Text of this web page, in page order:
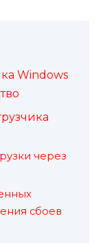
Windows
через
сбоев